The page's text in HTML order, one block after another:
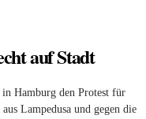
auf Stadt
in Hamburg den Protest für
Lampedusa und gegen die